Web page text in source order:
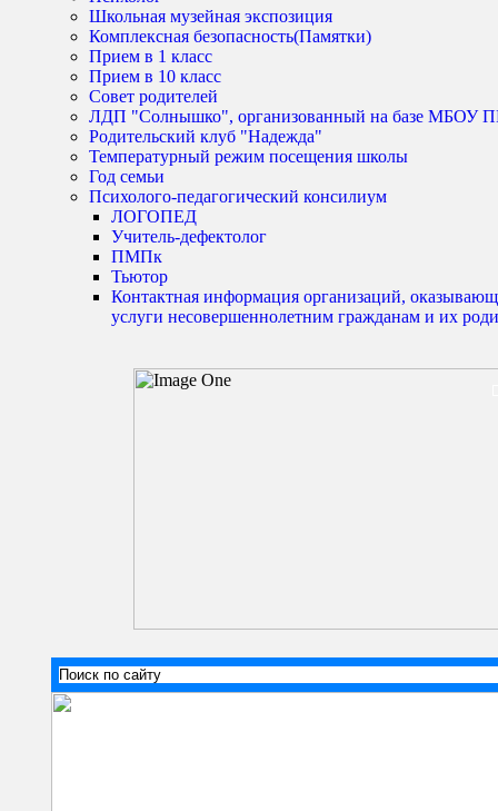
Школьная музейная экспозиция
Комплексная безопасность(Памятки)
Прием в 1 класс
Прием в 10 класс
Совет родителей
ЛДП "Солнышко", организованный на базе
Родительский клуб "Надежда"
Температурный режим посещения школы
Год семьи
Психолого-педагогический консилиум
ЛОГОПЕД
Учитель-дефектолог
ПМПк
Тьютор
Контактная информация организаций,
услуги несовершеннолетним гражданам и их